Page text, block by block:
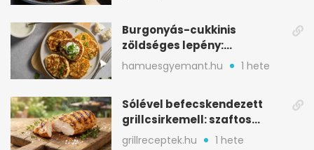
Burgonyás-cukkinis
zöldséges lepény:
aranybarna, szaftos, hús
nélkül is
hamuesgyemant.hu 1 hete
Sólével befecskendezett
grillcsirkemell: szaftos
marad, nem szárad ki
grillreceptek.hu 1 hete